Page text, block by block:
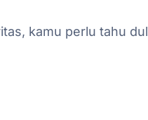
kamu perlu tahu